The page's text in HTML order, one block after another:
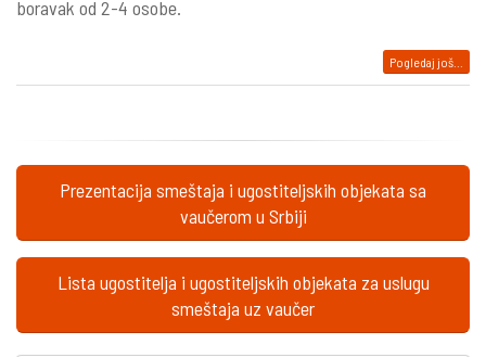
boravak od 2-4 osobe.
Pogledaj još...
Prezentacija smeštaja i ugostiteljskih objekata sa
vaučerom u Srbiji
Lista ugostitelja i ugostiteljskih objekata za uslugu
smeštaja uz vaučer